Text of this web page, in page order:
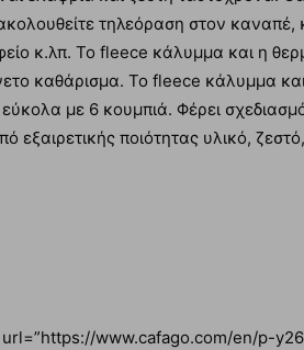
τηλεόραση στον καναπέ,
κ.λπ. Το fleece κάλυμμα και η
καθάρισμα. Το fleece κάλυμμα
με 6 κουμπιά. Φέρει
εξαιρετικής ποιότητας υλικό,
www.cafago.com/en/p-